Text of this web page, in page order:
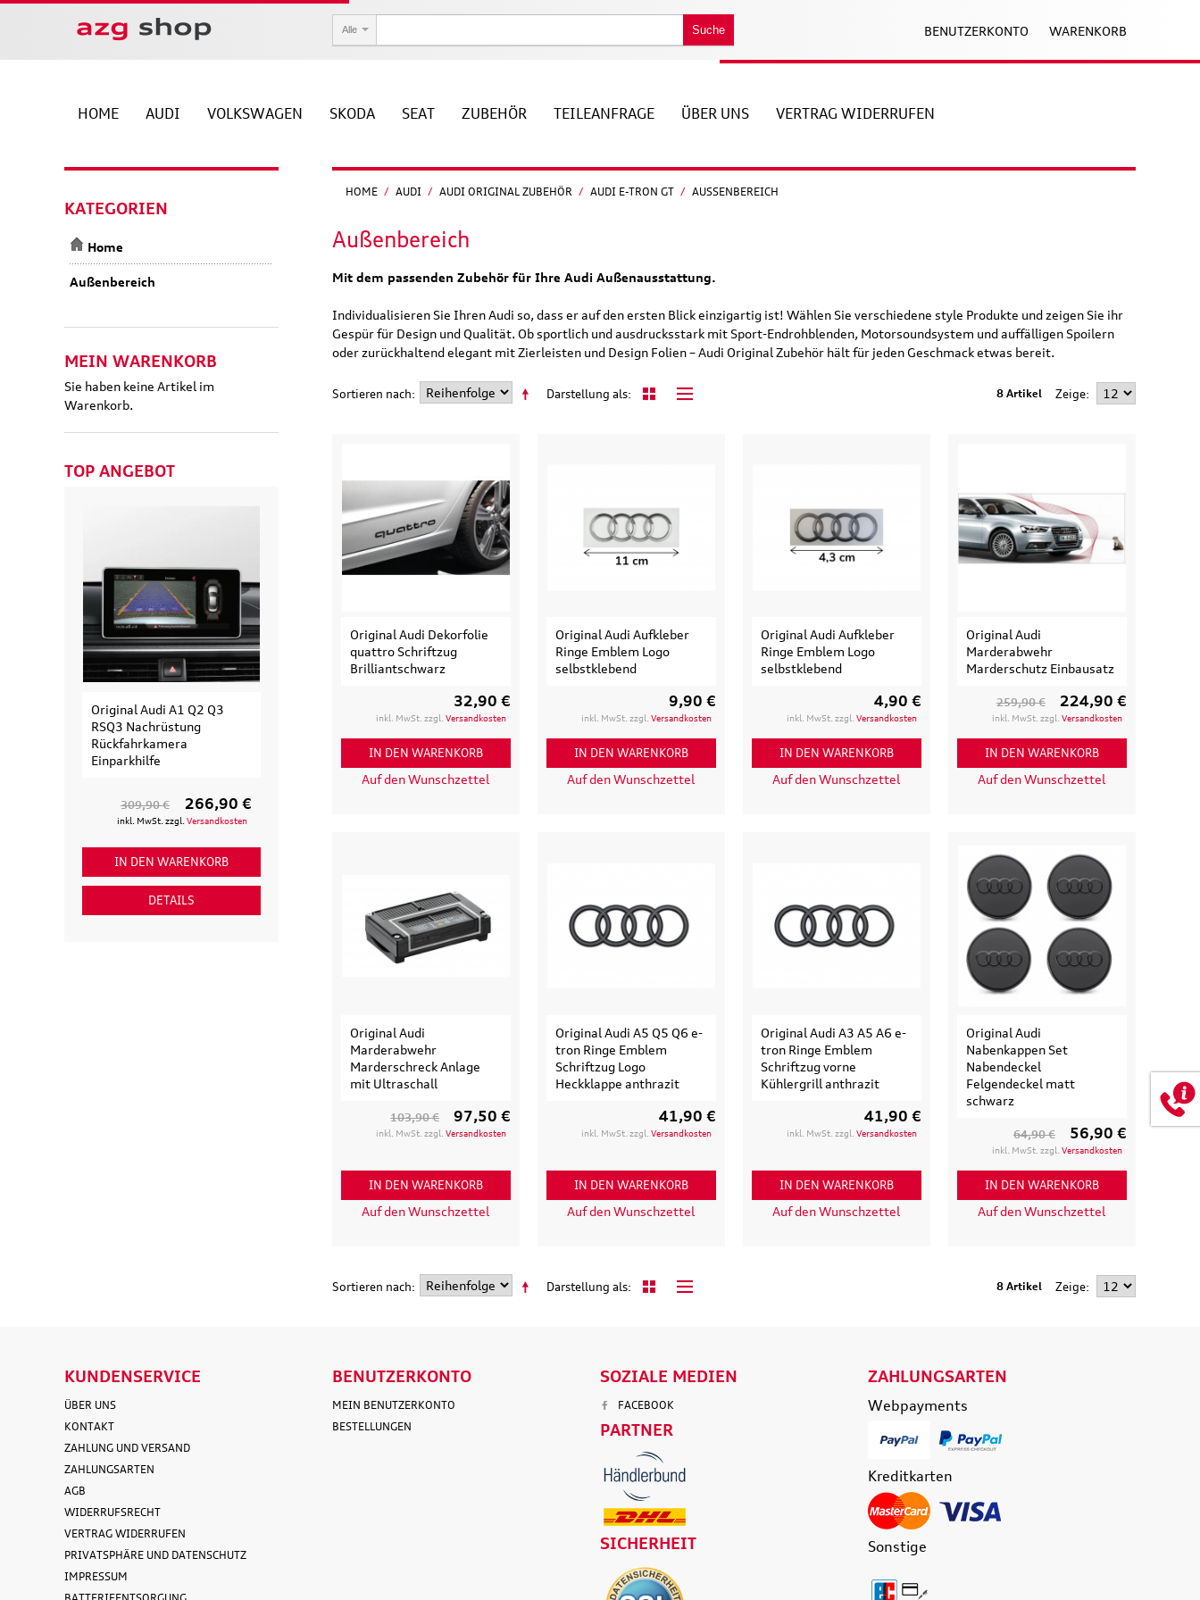
BENUTZERKONTO WARENKORB
Alle Suche
HOME AUDI VOLKSWAGEN SKODA SEAT ZUBEHÖR TEILEANFRAGE ÜBER UNS VERTRAG WIDERRUFEN
HOME / AUDI / AUDI ORIGINAL ZUBEHÖR / AUDI E-TRON GT / AUSSENBEREICH
Außenbereich
Mit dem passenden Zubehör für Ihre Audi Außenausstattung.
Individualisieren Sie Ihren Audi so, dass er auf den ersten Blick einzigartig ist! Wählen Sie verschiedene style Produkte und zeigen Sie ihr
Gespür für Design und Qualität. Ob sportlich und ausdrucksstark mit Sport-Endrohblenden, Motorsoundsystem und auffälligen Spoilern
oder zurückhaltend elegant mit Zierleisten und Design Folien – Audi Original Zubehör hält für jeden Geschmack etwas bereit.
Darstellung als
Sortieren nach 8 Artikel Zeige
Original Audi Dekorfolie
quattro Schriftzug
Brilliantschwarz
32,90 €
inkl. MwSt. zzgl. Versandkosten
IN DEN WARENKORB
Auf den Wunschzettel
Original Audi Aufkleber
Ringe Emblem Logo
selbstklebend
9,90 €
inkl. MwSt. zzgl. Versandkosten
IN DEN WARENKORB
Auf den Wunschzettel
Original Audi Aufkleber
Ringe Emblem Logo
selbstklebend
4,90 €
inkl. MwSt. zzgl. Versandkosten
IN DEN WARENKORB
Auf den Wunschzettel
Original Audi
Marderabwehr
Marderschutz Einbausatz
259,90 € 224,90 €
inkl. MwSt. zzgl. Versandkosten
IN DEN WARENKORB
Auf den Wunschzettel
Original Audi
Marderabwehr
Marderschreck Anlage
mit Ultraschall
103,90 € 97,50 €
inkl. MwSt. zzgl. Versandkosten
IN DEN WARENKORB
Auf den Wunschzettel
Original Audi A5 Q5 Q6 e-
tron Ringe Emblem
Schriftzug Logo
Heckklappe anthrazit
41,90 €
inkl. MwSt. zzgl. Versandkosten
IN DEN WARENKORB
Auf den Wunschzettel
Original Audi A3 A5 A6 e-
tron Ringe Emblem
Schriftzug vorne
Kühlergrill anthrazit
41,90 €
inkl. MwSt. zzgl. Versandkosten
IN DEN WARENKORB
Auf den Wunschzettel
Original Audi
Nabenkappen Set
Nabendeckel
Felgendeckel matt
schwarz
64,90 € 56,90 €
inkl. MwSt. zzgl. Versandkosten
IN DEN WARENKORB
Auf den Wunschzettel
Darstellung als
Sortieren nach 8 Artikel Zeige
KATEGORIEN
Home
Außenbereich
MEIN WARENKORB
Sie haben keine Artikel im
Warenkorb.
TOP ANGEBOT
Original Audi A1 Q2 Q3
RSQ3 Nachrüstung
Rückfahrkamera
Einparkhilfe
309,90 € 266,90 €
inkl. MwSt. zzgl. Versandkosten
IN DEN WARENKORB
DETAILS
Erweiterungssatz
Fahrradträger für 3.
DETAILS
Marderabwehr
Marderschreck Anlage mit
Ultraschall
Robuste und
wasserabweisende
Reisetasche
Original Audi A6 S6 RS6 4K
Ladekantenschutz
Schutzfolie transparent
39,90 € 36,50 €
IN DEN WARENKORB
DETAILS
KUNDENSERVICE
ÜBER UNS
KONTAKT
ZAHLUNG UND VERSAND
ZAHLUNGSARTEN
AGB
WIDERRUFSRECHT
VERTRAG WIDERRUFEN
PRIVATSPHÄRE UND DATENSCHUTZ
IMPRESSUM
BENUTZERKONTO
MEIN BENUTZERKONTO
BESTELLUNGEN
SOZIALE MEDIEN
FACEBOOK
PARTNER
SICHERHEIT
ZAHLUNGSARTEN
Webpayments
Kreditkarten
Sonstige